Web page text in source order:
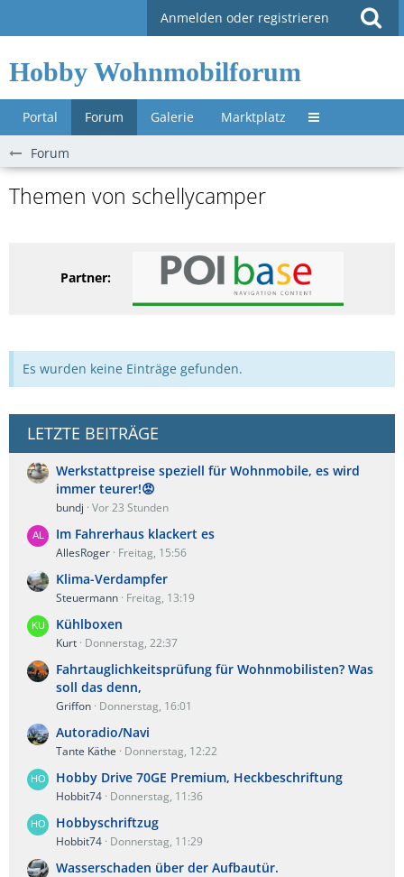
Anmelden oder registrieren
Hobby Wohnmobilforum
Portal Forum Galerie Marktplatz Untermenü »
Forum
Themen von schellycamper
Partner:
Es wurden keine Einträge gefunden.
LETZTE BEITRÄGE
Werkstattpreise speziell für Wohnmobile, es wird
immer teurer!😡
bundj Vor 23 Stunden
Im Fahrerhaus klackert es
AllesRoger Freitag, 15:56
Klima-Verdampfer
Steuermann Freitag, 13:19
Kühlboxen
Kurt Donnerstag, 22:37
Fahrtauglichkeitsprüfung für Wohnmobilisten? Was
soll das denn,
Griffon Donnerstag, 16:01
Autoradio/Navi
Tante Käthe Donnerstag, 12:22
Hobby Drive 70GE Premium, Heckbeschriftung
Hobbit74 Donnerstag, 11:36
Hobbyschriftzug
Hobbit74 Donnerstag, 11:29
Wasserschaden über der Aufbautür.